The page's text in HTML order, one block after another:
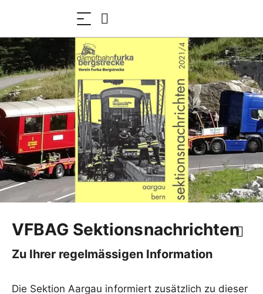
VFBAG Sektionsnachrichten
Zu Ihrer regelmässigen Information
Die Sektion Aargau informiert zusätzlich zu dieser